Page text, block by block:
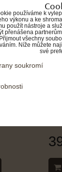
používáme k
výkonu a ke
použít nástroje a
přenášena
všechny
Níže můžete
své
soukromí